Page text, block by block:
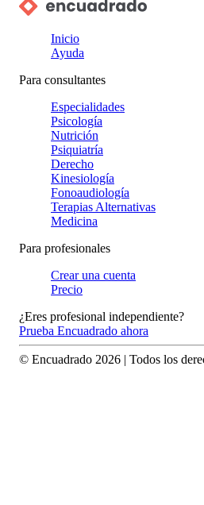
Inicio
Ayuda
Para consultantes
Especialidades
Psicología
Nutrición
Psiquiatría
Derecho
Kinesiología
Fonoaudiología
Terapias Alternativas
Medicina
Para profesionales
Crear una cuenta
Precio
¿Eres profesional independiente?
Prueba Encuadrado ahora
© Encuadrado 2026 | Todos los